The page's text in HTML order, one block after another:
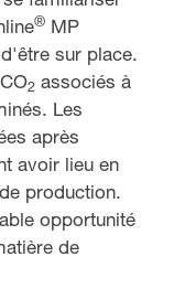
® MP
sur place.
2 associés à
Les
après
avoir lieu en
production.
opportunité
de